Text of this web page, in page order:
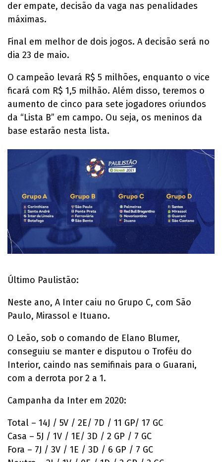
der empate, decisão da vaga nas penalidades
máximas.
Final em melhor de dois jogos. A decisão será no
dia 23 de maio.
O campeão levará R$ 5 milhões, enquanto o vice
ficará com R$ 1,5 milhão. Além disso, teremos o
aumento de cinco para sete jogadores oriundos
da “Lista B” em campo. Ou seja, os meninos da
base estarão nesta lista.
Último Paulistão:
Neste ano, A Inter caiu no Grupo C, com São
Paulo, Mirassol e Ituano.
O Leão, sob o comando de Elano Blumer,
conseguiu se manter e disputou o Troféu do
Interior, caindo nas semifinais para o Guarani,
com a derrota por 2 a 1.
Campanha da Inter em 2020:
Total – 14J / 5V / 2E/ 7D / 11 GP/ 17 GC
Casa – 5J / 1V / 1E/ 3D / 2 GP / 7 GC
Fora – 7J / 3V / 1E / 3D / 6 GP / 7 GC